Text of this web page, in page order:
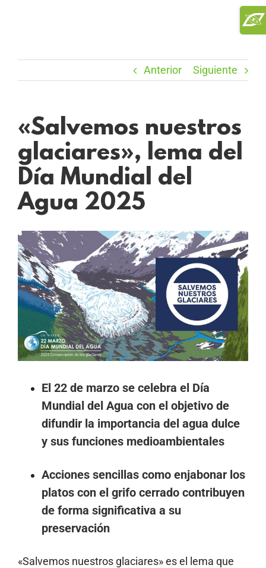
Anterior Siguiente
«Salvemos nuestros
glaciares», lema del
Día Mundial del
Agua 2025
Ver
imagen
más
grande
El 22 de marzo se celebra el Día
Mundial del Agua con el objetivo de
difundir la importancia del agua dulce
y sus funciones medioambientales
Acciones sencillas como enjabonar los
platos con el grifo cerrado contribuyen
de forma significativa a su
preservación
«Salvemos nuestros glaciares» es el lema que
Area